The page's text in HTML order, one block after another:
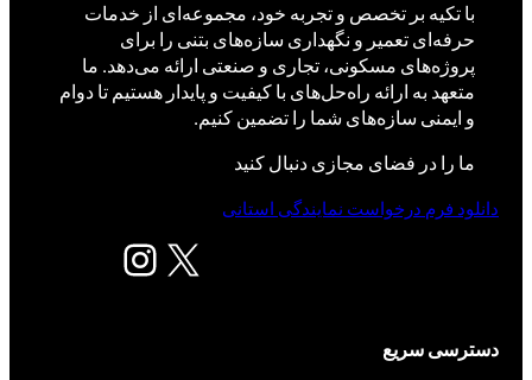
با تکیه بر تخصص و تجربه خود، مجموعه‌ای از خدمات
حرفه‌ای تعمیر و نگهداری سازه‌های بتنی را برای
پروژه‌های مسکونی، تجاری و صنعتی ارائه می‌دهد. ما
متعهد به ارائه راه‌حل‌های با کیفیت و پایدار هستیم تا دوام
و ایمنی سازه‌های شما را تضمین کنیم.
ما را در فضای مجازی دنبال کنید
X اینستاگرم
دانلود فرم درخواست نمایندگی استانی
دسترسی سریع